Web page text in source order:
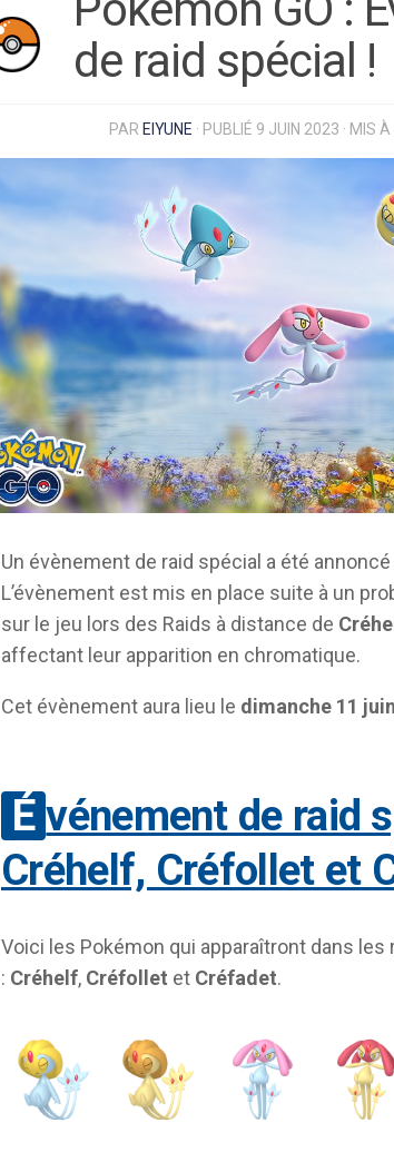
de raid spécial !
PAR EIYUNE · PUBLIÉ 9 JUIN 2023 · MIS
Un évènement de raid spécial a été
L’évènement est mis en place suite à un
sur le jeu lors des Raids à distance de
affectant leur apparition en chromatique.
Cet évènement aura lieu le dimanche 11
Événement de raid spécial :
Créhelf, Créfollet et
Voici les Pokémon qui apparaîtront dans
: Créhelf, Créfollet et Créfadet.